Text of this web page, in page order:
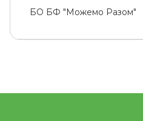
БО БФ "Можемо Разом"